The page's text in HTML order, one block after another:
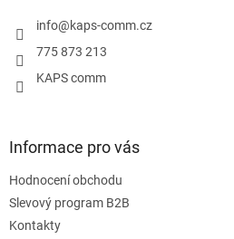
info@kaps-comm.cz
775 873 213
KAPS comm
Informace pro vás
Hodnocení obchodu
Slevový program B2B
Kontakty